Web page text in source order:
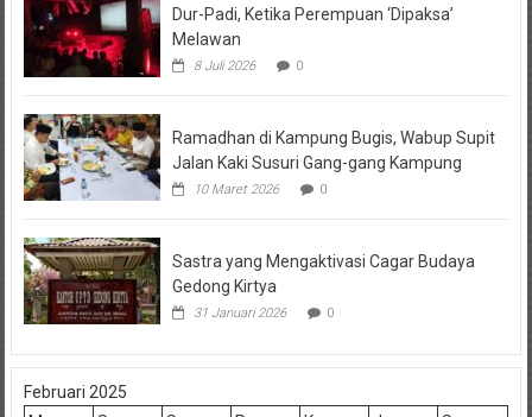
Dur-Padi, Ketika Perempuan ‘Dipaksa’
Melawan
8 Juli 2026 0
Ramadhan di Kampung Bugis, Wabup Supit
Jalan Kaki Susuri Gang-gang Kampung
10 Maret 2026 0
Sastra yang Mengaktivasi Cagar Budaya
Gedong Kirtya
31 Januari 2026 0
Februari 2025